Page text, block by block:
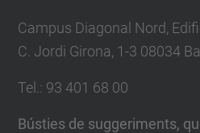
Campus Diagonal Nord,
C. Jordi Girona, 1-3 08034
Tel. : 93 401 68 00
Bústies de suggeriments,